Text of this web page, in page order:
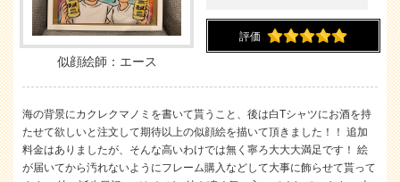
似顔絵師：エース
評価
海の背景にカクレクマノミを書いて貰うこと、後は白Tシャツにお酒を持
たせて欲しいと注文して期待以上の似顔絵を描いて頂きました！！ 追加
料金はありましたが、そんな高いわけでは無く寧ろ大大大満足です！ 絵
が届いてから汚れないようにフレーム購入などして大事に飾らせて貰って